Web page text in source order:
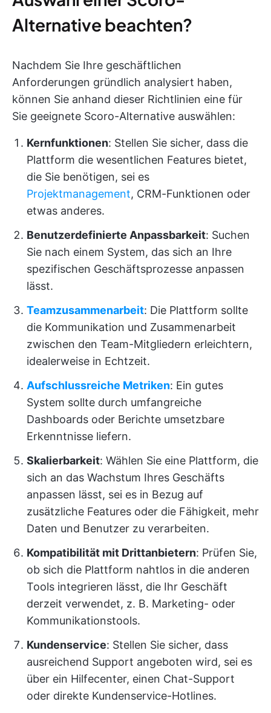
Alternative beachten?
Nachdem Sie Ihre geschäftlichen
Anforderungen gründlich analysiert haben,
können Sie anhand dieser Richtlinien eine für
Sie geeignete Scoro-Alternative auswählen:
Kernfunktionen: Stellen Sie sicher, dass die
Plattform die wesentlichen Features bietet,
die Sie benötigen, sei es
Projektmanagement, CRM-Funktionen oder
etwas anderes.
Benutzerdefinierte Anpassbarkeit: Suchen
Sie nach einem System, das sich an Ihre
spezifischen Geschäftsprozesse anpassen
lässt.
Teamzusammenarbeit: Die Plattform sollte
die Kommunikation und Zusammenarbeit
zwischen den Team-Mitgliedern erleichtern,
idealerweise in Echtzeit.
Aufschlussreiche Metriken: Ein gutes
System sollte durch umfangreiche
Dashboards oder Berichte umsetzbare
Erkenntnisse liefern.
Skalierbarkeit: Wählen Sie eine Plattform, die
sich an das Wachstum Ihres Geschäfts
anpassen lässt, sei es in Bezug auf
zusätzliche Features oder die Fähigkeit, mehr
Daten und Benutzer zu verarbeiten.
Kompatibilität mit Drittanbietern: Prüfen Sie,
ob sich die Plattform nahtlos in die anderen
Tools integrieren lässt, die Ihr Geschäft
derzeit verwendet, z. B. Marketing- oder
Kommunikationstools.
Kundenservice: Stellen Sie sicher, dass
ausreichend Support angeboten wird, sei es
über ein Hilfecenter, einen Chat-Support
oder direkte Kundenservice-Hotlines.